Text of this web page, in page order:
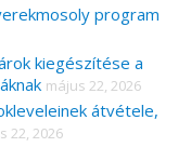
program
kiegészítése a
május 22, 2026
átvétele,
22, 2026